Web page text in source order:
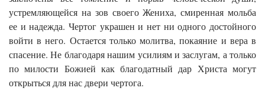
устремляющейся на зов своего Жениха, смиренная мольба
ее и надежда. Чертог украшен и нет ни одного достойного
войти в него. Остается только молитва, покаяние и вера в
спасение. Не благодаря нашим усилиям и заслугам, а только
по милости Божией как благодатный дар Христа могут
открыться для нас двери чертога.